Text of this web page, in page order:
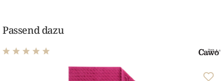
Passend dazu
Durchschnittliche Bewertung von 5 von 5 Sternen